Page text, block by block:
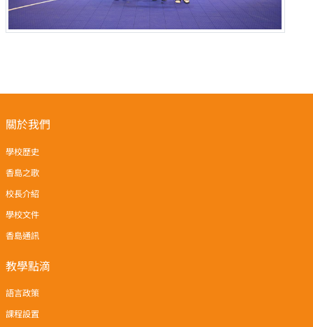
關於我們
學校歷史
香島之歌
校長介紹
學校文件
香島通訊
教學點滴
語言政策
課程設置